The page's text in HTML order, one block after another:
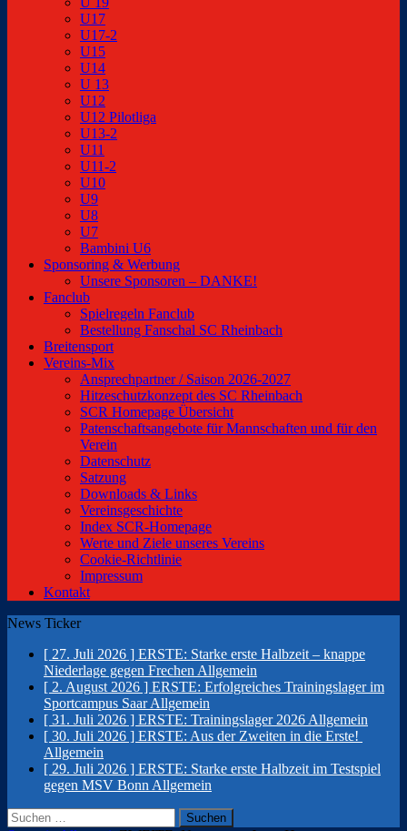
U17
U17-2
U15
U14
U 13
U12
U12 Pilotliga
U13-2
U11
U11-2
U10
U9
U8
U7
Bambini U6
Sponsoring & Werbung
Unsere Sponsoren – DANKE!
Fanclub
Spielregeln Fanclub
Bestellung Fanschal SC Rheinbach
Breitensport
Vereins-Mix
Ansprechpartner / Saison 2026-2027
Hitzeschutzkonzept des SC Rheinbach
SCR Homepage Übersicht
Patenschaftsangebote für Mannschaften und für den
Verein
Datenschutz
Satzung
Downloads & Links
Vereinsgeschichte
Index SCR-Homepage
Werte und Ziele unseres Vereins
Cookie-Richtlinie
Impressum
Kontakt
News Ticker
[ 27. Juli 2026 ] ERSTE: Starke erste Halbzeit – knappe
Niederlage gegen Frechen Allgemein
[ 2. August 2026 ] ERSTE: Erfolgreiches Trainingslager im
Sportcampus SaarAllgemein
[ 31. Juli 2026 ] ERSTE: Trainingslager 2026 Allgemein
[ 30. Juli 2026 ] ERSTE: Aus der Zweiten in die Erste!
Allgemein
[ 29. Juli 2026 ] ERSTE: Starke erste Halbzeit im Testspiel
gegen MSV Bonn Allgemein
Suchen